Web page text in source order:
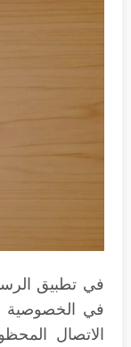
في الخصوصية
الاتصال